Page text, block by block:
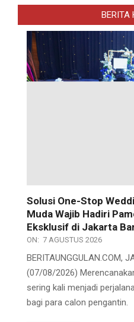
BERITA
Solusi One-Stop
Muda Wajib Hadiri
Eksklusif di Jakarta
ON: 7 AGUSTUS 2026
BERITAUNGGULAN.COM,
(07/08/2026)
sering kali menjadi
bagi para calon pengantin.